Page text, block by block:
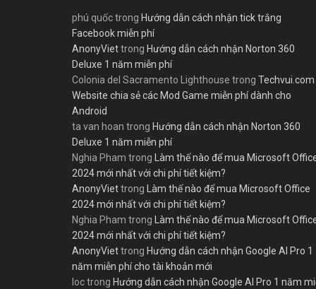
phú quốctrong Hướng dẫn cách nhận tick trắng
Facebook miễn phí
AnonyViettrong Hướng dẫn cách nhận Norton 360
Deluxe 1 năm miễn phí
Colonia del Sacramento Lighthouse trong Techvui.com
Website chia sẻ các Mod Game miễn phí dành cho
Android
ta van hoan trong Hướng dẫn cách nhận Norton 360
Deluxe 1 năm miễn phí
Nghia Pham trong Làm thế nào để mua Microsoft
2024 mới nhất với chi phí tiết kiệm?
AnonyViettrong Làm thế nào để mua Microsoft Office
2024 mới nhất với chi phí tiết kiệm?
Nghia Pham trong Làm thế nào để mua Microsoft
2024 mới nhất với chi phí tiết kiệm?
AnonyViettrong Hướng dẫn cách nhận Google AI Pro 1
năm miễn phí cho tài khoản mới
loctrong Hướng dẫn cách nhận Google AI Pro 1 năm